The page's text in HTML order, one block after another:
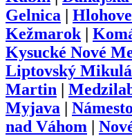
Gelnica
Kežmarok|
Kysucké Nové
Liptovský
Martin
Myjava
nad Váhom